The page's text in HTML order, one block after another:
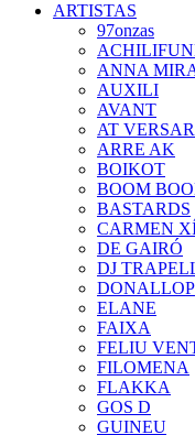
ARTISTAS
97onzas
ANNA
AUXILI
AVANT
AT
ARRE AK
BOIKOT
BOOM
BASTARDS
CARMEN
DE GAIRÓ
DJ
DONALLOP
ELANE
FAIXA
FELIU
FILOMENA
FLAKKA
GOS D
GUINEU